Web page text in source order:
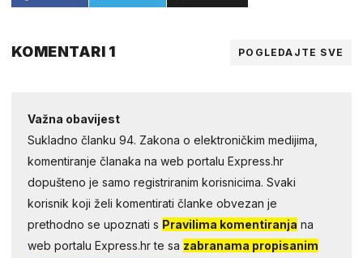
KOMENTARI 1 POGLEDAJTE SVE
Važna obavijest
Sukladno članku 94. Zakona o elektroničkim medijima,
komentiranje članaka na web portalu Express.hr
dopušteno je samo registriranim korisnicima. Svaki
korisnik koji želi komentirati članke obvezan je
prethodno se upoznati s Pravilima komentiranja na
web portalu Express.hr te sa zabranama propisanim